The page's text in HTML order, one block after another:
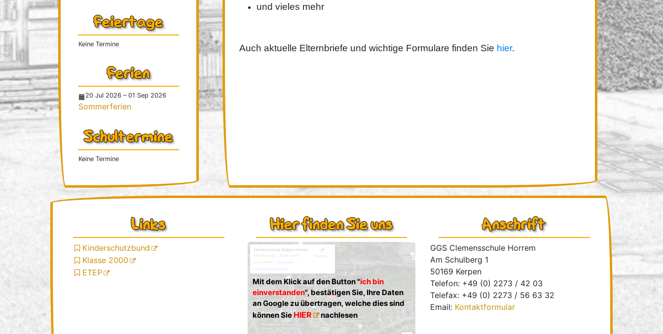
Kontakt
Downloads
Feiertage
Keine Termine
Ferien
20 Jul 2026 – 01 Sep 2026
Sommerferien
Schultermine
Keine Termine
und vieles mehr
Auch aktuelle Elternbriefe und wichtige Formulare finden Sie hier.
Links
Kinderschutzbund
Klasse 2000
ETEP
Hier finden Sie uns
Mit dem Klick auf den Button "ich bin
einverstanden", bestätigen Sie, Ihre Daten
an Google zu übertragen, welche dies sind
können SieHIER nachlesen
Anschrift
GGS Clemensschule Horrem
Am Schulberg 1
50169 Kerpen
Telefon: +49 (0) 2273 / 42 03
Telefax: +49 (0) 2273 / 56 63 32
Email: Kontaktformular